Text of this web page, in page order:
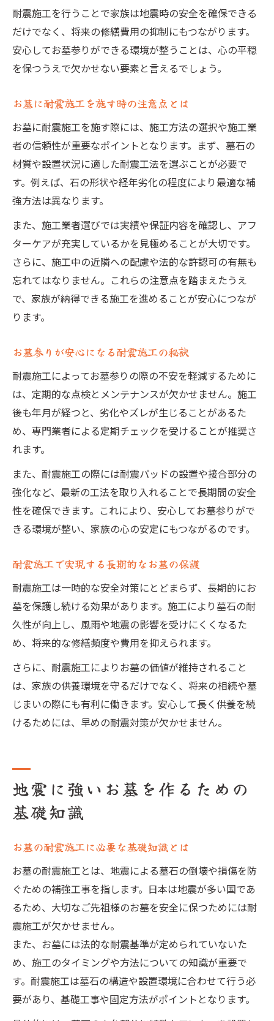
耐震施工されたお墓のメリットとは何か
お墓の耐震工事の流れと安心ポイント
お墓の耐震施工で得られる将来の安心感
お墓の耐震施工が未来の供養を支える理由
これからの時代に求められるお墓耐震施工
お墓耐震工事がもたらす供養環境の変化
長期的な供養を守るお墓耐震施工の大切さ
自然災害に強いお墓づくりと耐震施工の役
割
耐震施工を行うことで家族は地震時の安全を確保できる
だけでなく、将来の修繕費用の抑制にもつながります。
安心してお墓参りができる環境が整うことは、心の平穏
を保つうえで欠かせない要素と言えるでしょう。
お墓に耐震施工を施す時の注意点とは
お墓に耐震施工を施す際には、施工方法の選択や施工業
者の信頼性が重要なポイントとなります。まず、墓石の
材質や設置状況に適した耐震工法を選ぶことが必要で
す。例えば、石の形状や経年劣化の程度により最適な補
強方法は異なります。
また、施工業者選びでは実績や保証内容を確認し、アフ
ターケアが充実しているかを見極めることが大切です。
さらに、施工中の近隣への配慮や法的な許認可の有無も
忘れてはなりません。これらの注意点を踏まえたうえ
で、家族が納得できる施工を進めることが安心につなが
ります。
お墓参りが安心になる耐震施工の秘訣
耐震施工によってお墓参りの際の不安を軽減するために
は、定期的な点検とメンテナンスが欠かせません。施工
後も年月が経つと、劣化やズレが生じることがあるた
め、専門業者による定期チェックを受けることが推奨さ
れます。
また、耐震施工の際には耐震パッドの設置や接合部分の
強化など、最新の工法を取り入れることで長期間の安全
性を確保できます。これにより、安心してお墓参りがで
きる環境が整い、家族の心の安定にもつながるのです。
耐震施工で実現する長期的なお墓の保護
耐震施工は一時的な安全対策にとどまらず、長期的にお
墓を保護し続ける効果があります。施工により墓石の耐
久性が向上し、風雨や地震の影響を受けにくくなるた
め、将来的な修繕頻度や費用を抑えられます。
さらに、耐震施工によりお墓の価値が維持されること
は、家族の供養環境を守るだけでなく、将来の相続や墓
じまいの際にも有利に働きます。安心して長く供養を続
けるためには、早めの耐震対策が欠かせません。
地震に強いお墓を作るための
基礎知識
お墓の耐震施工に必要な基礎知識とは
お墓の耐震施工とは、地震による墓石の倒壊や損傷を防
ぐための補強工事を指します。日本は地震が多い国であ
るため、大切なご先祖様のお墓を安全に保つためには耐
震施工が欠かせません。
また、お墓には法的な耐震基準が定められていないた
め、施工のタイミングや方法についての知識が重要で
す。耐震施工は墓石の構造や設置環境に合わせて行う必
要があり、基礎工事や固定方法がポイントとなります。